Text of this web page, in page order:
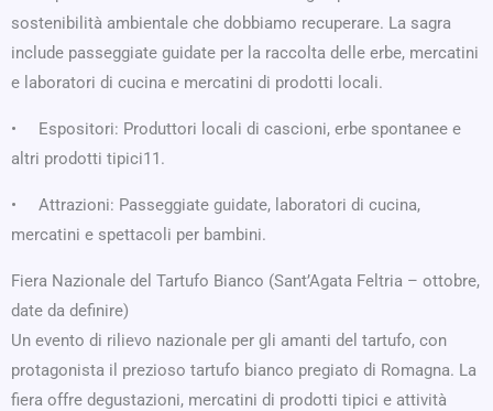
sostenibilità ambientale che dobbiamo recuperare. La sagra
include passeggiate guidate per la raccolta delle erbe, mercatini
e laboratori di cucina e mercatini di prodotti locali.
• Espositori: Produttori locali di cascioni, erbe spontanee e
altri prodotti tipici11.
• Attrazioni: Passeggiate guidate, laboratori di cucina,
mercatini e spettacoli per bambini.
Fiera Nazionale del Tartufo Bianco (Sant’Agata Feltria – ottobre,
date da definire)
Un evento di rilievo nazionale per gli amanti del tartufo, con
protagonista il prezioso tartufo bianco pregiato di Romagna. La
fiera offre degustazioni, mercatini di prodotti tipici e attività